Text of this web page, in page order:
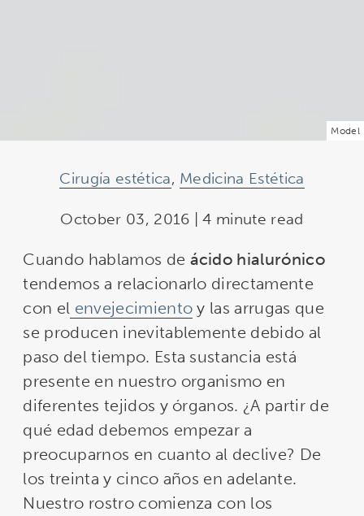
Model
Cirugía estética, Medicina Estética
October 03, 2016 | 4 minute read
Cuando hablamos de ácido hialurónico
tendemos a relacionarlo directamente
con el envejecimiento y las arrugas que
se producen inevitablemente debido al
paso del tiempo. Esta sustancia está
presente en nuestro organismo en
diferentes tejidos y órganos. ¿A partir de
qué edad debemos empezar a
preocuparnos en cuanto al declive? De
los treinta y cinco años en adelante.
Nuestro rostro comienza con los